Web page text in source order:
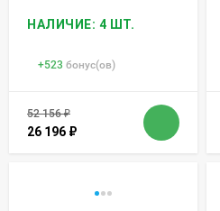
НАЛИЧИЕ: 4 ШТ.
+523 бонус(ов)
52 156₽
26 196 ₽